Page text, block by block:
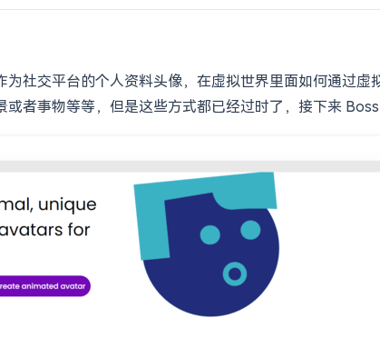
社交平台的个人资料头像，在虚拟世界里面如何通过
或者事物等等，但是这些方式都已经过时了，接下来